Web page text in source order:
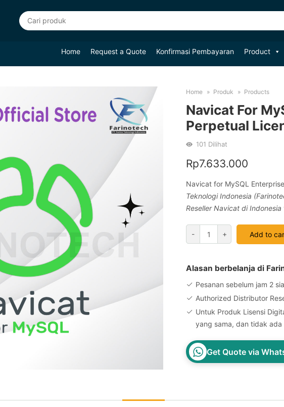
Home Request a Quote Konfirmasi Pembayaran Product
Home Produk Products
Navicat For
Perpetual
101 Dilihat
Rp7.633.000
Navicat for MySQL
Teknologi Indonesia
Reseller Navicat di Indonesia
-
Navicat
for
Enterprise
License
quantity
+ Add to
Alasan berbelanja di
Pesanan sebelum jam 2
Authorized Distributor
Untuk Produk Lisensi
yang sama, dan tidak
Get Quote via